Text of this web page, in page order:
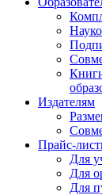
Издателям
Прайс-
Для
Для
Для